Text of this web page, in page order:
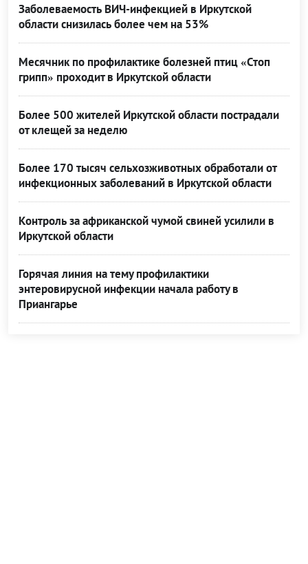
Заболеваемость ВИЧ-инфекцией в Иркутской
области снизилась более чем на 53%
Месячник по профилактике болезней птиц «Стоп
грипп» проходит в Иркутской области
Более 500 жителей Иркутской области пострадали
от клещей за неделю
Более 170 тысяч сельхозживотных обработали от
инфекционных заболеваний в Иркутской области
Контроль за африканской чумой свиней усилили в
Иркутской области
Горячая линия на тему профилактики
энтеровирусной инфекции начала работу в
Приангарье